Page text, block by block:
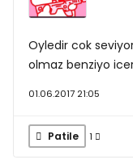
Oyledir cok
olmaz benziyo
01.06.2017 21:05
Patile 1